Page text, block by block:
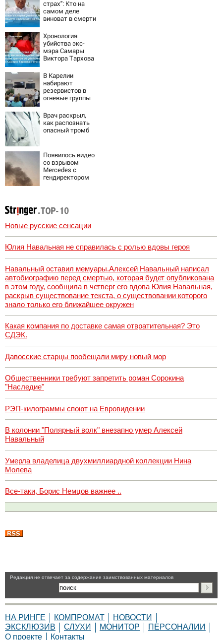
страх": Кто на
самом деле
виноват в смерти
остановившего
мальчишек на
поле с горохом
Хронология
убийства экс-
мэра Самары
Виктора Тархова
шокирующих
фактов, новые
подробности
В Карелии
набирают
резервистов в
огневые группы
Врач раскрыл,
как распознать
опасный тромб
Появилось видео
со взрывом
Mercedes с
гендиректором
Новые русские сенсации
Юлия Навальная не справилась с ролью вдовы героя
Навальный оставил мемуары.Алексей Навальный написал
автобиографию перед смертью, которая будет опубликована
в этом году, сообщила в четверг его вдова Юлия Навальная,
раскрыв существование текста, о существовании которого
знало только его ближайшее окружен
Какая компания по доставке самая отвратительная? Это
СДЭК.
Давосские старцы пообещали миру новый мор
Общественники требуют запретить роман Сорокина
"Наследие"
РЭП-килограммы споют на Евровидении
В колонии "Полярный волк" внезапно умер Алексей
Навальный
Умерла владелица двухмиллиардной коллекции Нина
Молева
Все-таки, Борис Немцов важнее ..
Pедакция не отвечает за содержание заимствованных материалов
НА РИНГЕ КОМПРОМАТ
НОВОСТИ
ЭКСКЛЮЗИВ
СЛУХИ МОНИТОР
ПЕРСОНАЛИИ
О проекте
Контакты